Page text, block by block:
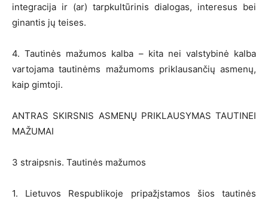
integracija ir (ar) tarpkultūrinis dialogas, interesus bei
ginantis jų teises.
4. Tautinės mažumos kalba – kita nei valstybinė kalba
vartojama tautinėms mažumoms priklausančių asmenų,
kaip gimtoji.
ANTRAS SKIRSNIS ASMENŲ PRIKLAUSYMAS TAUTINEI
MAŽUMAI
3 straipsnis. Tautinės mažumos
1. Lietuvos Respublikoje pripažįstamos šios tautinės